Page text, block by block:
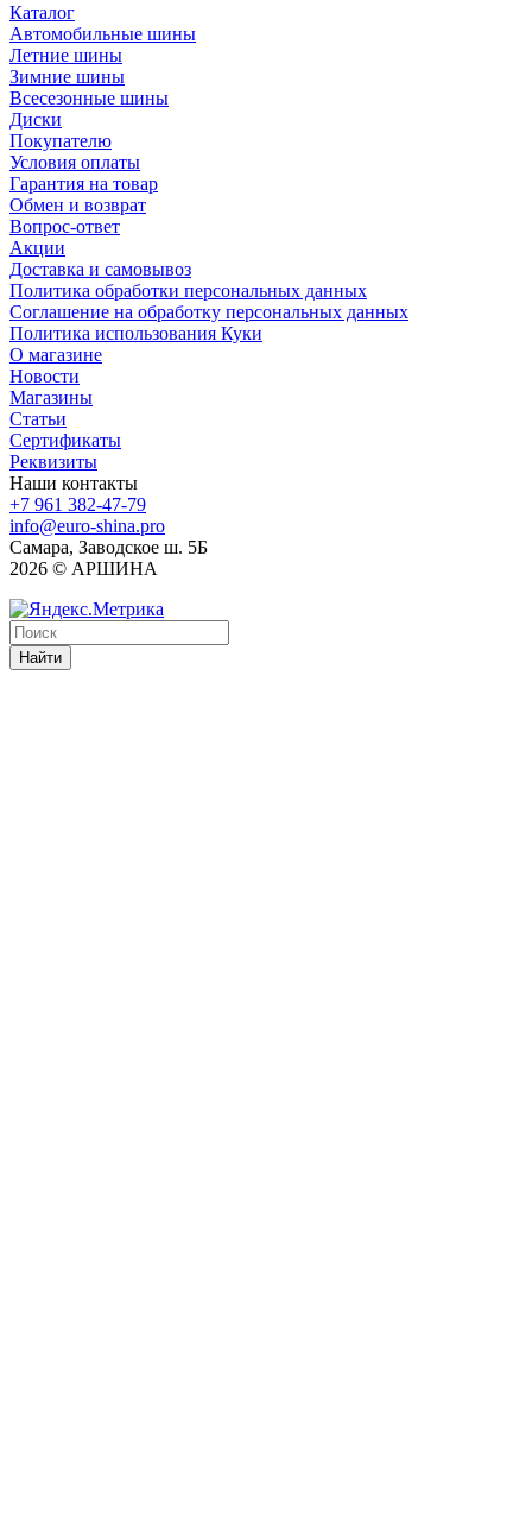
Каталог
Автомобильные шины
Летние шины
Зимние шины
Всесезонные шины
Диски
Покупателю
Условия оплаты
Гарантия на товар
Обмен и возврат
Вопрос-ответ
Акции
Доставка и самовывоз
Политика обработки персональных данных
Соглашение на обработку персональных данных
Политика использования Куки
О магазине
Новости
Магазины
Статьи
Сертификаты
Реквизиты
Наши контакты
+7 961 382-47-79
info@euro-shina.pro
Самара, Заводское ш. 5Б
2026 © АРШИНА
Найти